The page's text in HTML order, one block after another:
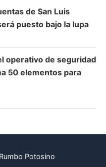
de San Luis
puesto bajo la lupa
operativo de seguridad
50 elementos para
Potosino